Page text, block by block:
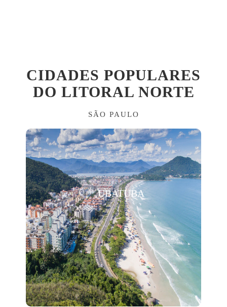
CIDADES POPULARES
DO LITORAL NORTE
SÃO PAULO
UBATUBA